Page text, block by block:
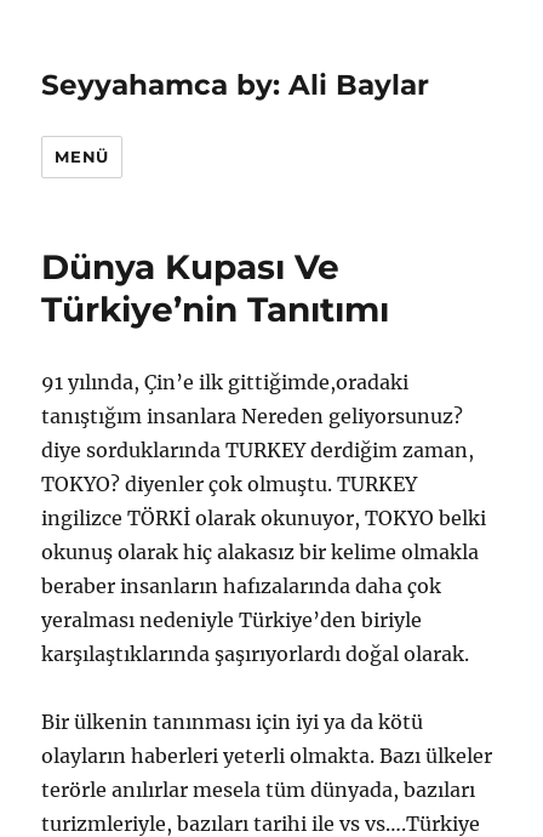
Seyyahamca by: Ali Baylar
MENÜ
Dünya Kupası Ve
Türkiye’nin Tanıtımı
91 yılında, Çin’e ilk gittiğimde,oradaki
tanıştığım insanlara Nereden geliyorsunuz?
diye sorduklarında TURKEY derdiğim zaman,
TOKYO? diyenler çok olmuştu. TURKEY
ingilizce TÖRKİ olarak okunuyor, TOKYO belki
okunuş olarak hiç alakasız bir kelime olmakla
beraber insanların hafızalarında daha çok
yeralması nedeniyle Türkiye’den biriyle
karşılaştıklarında şaşırıyorlardı doğal olarak.
Bir ülkenin tanınması için iyi ya da kötü
olayların haberleri yeterli olmakta. Bazı ülkeler
terörle anılırlar mesela tüm dünyada, bazıları
turizmleriyle, bazıları tarihi ile vs vs….Türkiye